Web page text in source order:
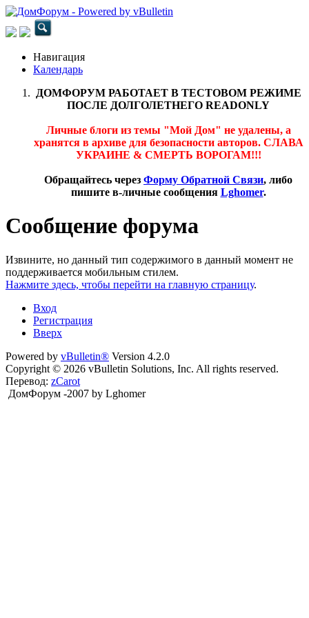
Навигация
Календарь
ДОМФОРУМ РАБОТАЕТ В ТЕСТОВОМ РЕЖИМЕ
ПОСЛЕ ДОЛГОЛЕТНЕГО READONLY
Личные блоги из темы "Мой Дом" не удалены, а
хранятся в архиве для безопасности авторов. СЛАВА
УКРАИНЕ & СМЕРТЬ ВОРОГАМ!!!
Обращайтесь через Форму Обратной Связи, либо
пишите в-личные сообщения Lghomer.
Сообщение форума
Извините, но данный тип содержимого в данный момент не
поддерживается мобильным стилем.
Нажмите здесь, чтобы перейти на главную страницу.
Вход
Регистрация
Вверх
Powered by vBulletin® Version 4.2.0
Copyright © 2026 vBulletin Solutions, Inc. All rights reserved.
Перевод: zCarot
ДомФорум -2007 by Lghomer